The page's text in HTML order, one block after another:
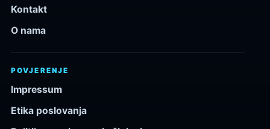
Kontakt
O nama
POVJERENJE
Impressum
Etika poslovanja